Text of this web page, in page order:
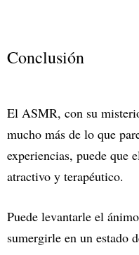
Conclusión
El ASMR, con su
mucho más de lo que
experiencias, puede que
atractivo y terapéutico.
Puede levantarle el
sumergirle en un estado